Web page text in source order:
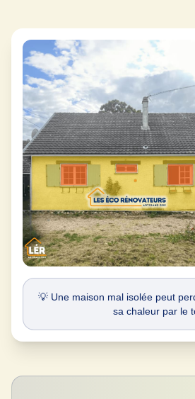
💡 Une maison mal isolée peut
sa chaleur par le